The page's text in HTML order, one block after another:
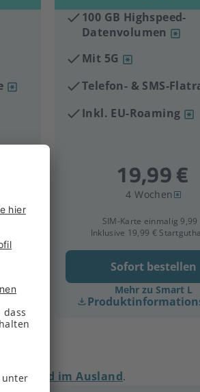
100 GB Highspeed-
Datenvolumen
Mit 5G
Telefon- & SMS-
Inkl. EU-Roaming
4 Wochen
SIM-Karte einmalig 9,99
Inklusive 19,99 €
Sofort bestellen
Mehr zu Smart L
Prepaid im Ausland.